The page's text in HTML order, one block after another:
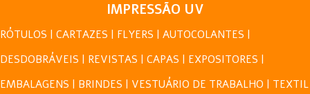
IMPRESSÃO UV
RÓTULOS | CARTAZES | FLYERS | AUTOCOLANTES |
DESDOBRÁVEIS | REVISTAS | CAPAS | EXPOSITORES |
EMBALAGENS | BRINDES | VESTUÁRIO DE TRABALHO | TEXTIL